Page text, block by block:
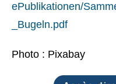
ePublikationen/
_Bugeln.pdf
Photo : Pixabay